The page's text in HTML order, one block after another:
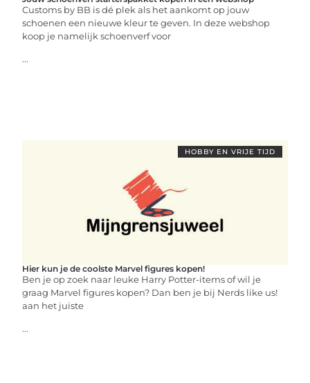
Customs by BB is dé plek als het aankomt op jouw
schoenen een nieuwe kleur te geven. In deze webshop
koop je namelijk schoenverf voor
...
HOBBY EN VRIJE TIJD
Hier kun je de coolste Marvel figures kopen!
Ben je op zoek naar leuke Harry Potter-items of wil je
graag Marvel figures kopen? Dan ben je bij Nerds like us!
aan het juiste
...